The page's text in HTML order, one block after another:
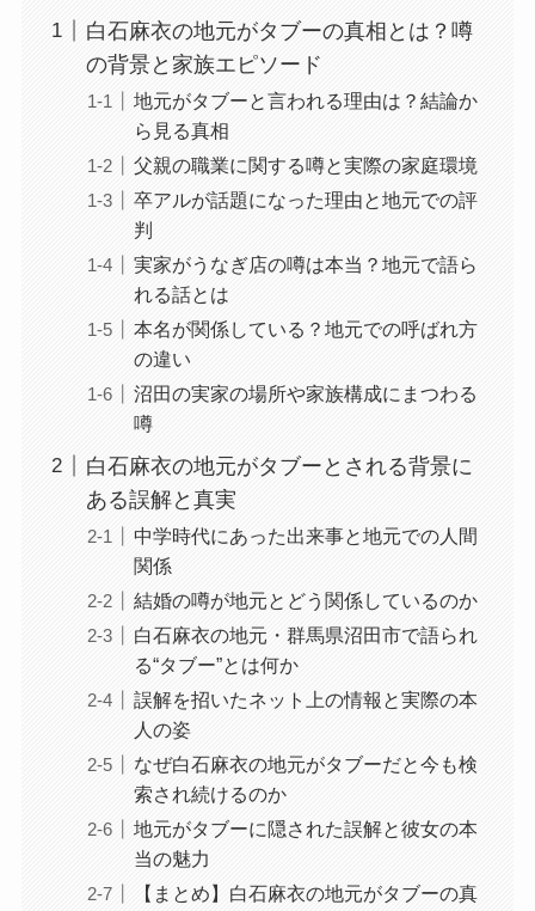
白石麻衣の地元がタブーの真相とは？噂
の背景と家族エピソード
地元がタブーと言われる理由は？結論か
ら見る真相
父親の職業に関する噂と実際の家庭環境
卒アルが話題になった理由と地元での評
判
実家がうなぎ店の噂は本当？地元で語ら
れる話とは
本名が関係している？地元での呼ばれ方
の違い
沼田の実家の場所や家族構成にまつわる
噂
白石麻衣の地元がタブーとされる背景に
ある誤解と真実
中学時代にあった出来事と地元での人間
関係
結婚の噂が地元とどう関係しているのか
白石麻衣の地元・群馬県沼田市で語られ
る“タブー”とは何か
誤解を招いたネット上の情報と実際の本
人の姿
なぜ白石麻衣の地元がタブーだと今も検
索され続けるのか
地元がタブーに隠された誤解と彼女の本
当の魅力
【まとめ】白石麻衣の地元がタブーの真